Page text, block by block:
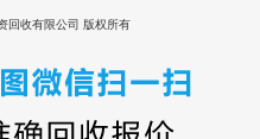
回收有限公司 版权所有